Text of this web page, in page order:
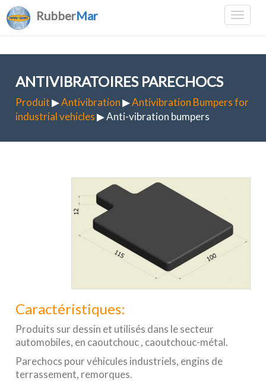
RubberMar
ANTIVIBRATOIRES PARECHOCS
Produit▶Antivibration▶Antivibration Bumpers for
industrial vehicles▶ Anti-vibration bumpers
Caractéristiques:
Produits sur dessin et utilisés dans le secteur
automobiles, en caoutchouc , caoutchouc-métal.
Parechocs pour véhicules industriels, engins de
terrassement, remorques.